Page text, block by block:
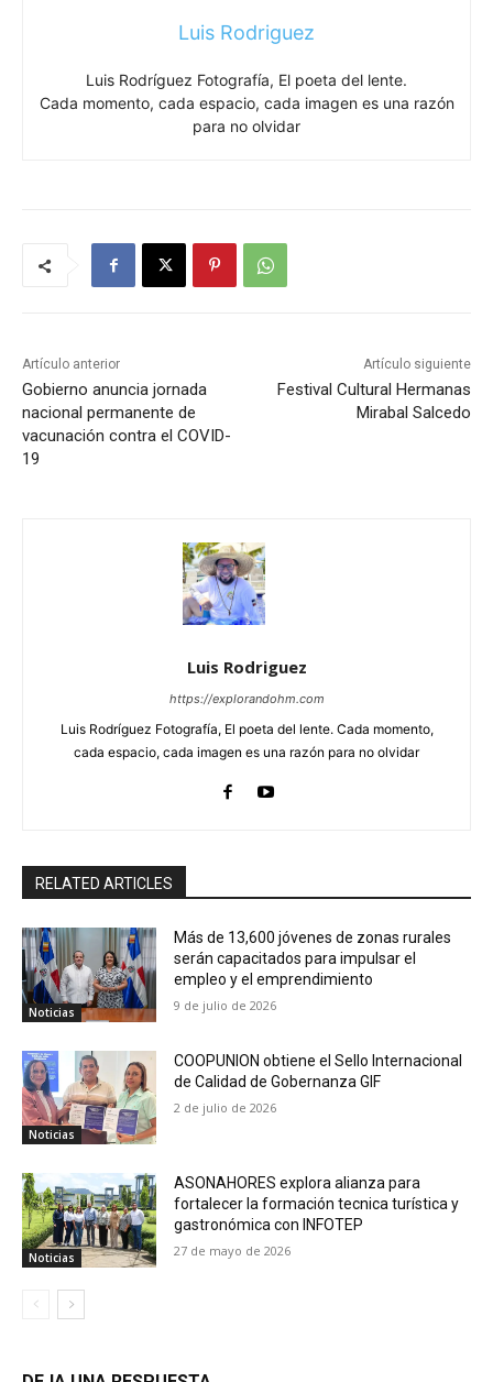
Luis Rodriguez
Luis Rodríguez Fotografía, El poeta del lente.
Cada momento, cada espacio, cada imagen es una razón
para no olvidar
Artículo anterior
Gobierno anuncia jornada
nacional permanente de
vacunación contra el COVID-
19
Artículo siguiente
Festival Cultural Hermanas
Mirabal Salcedo
Luis Rodriguez
https://explorandohm.com
Luis Rodríguez Fotografía, El poeta del lente. Cada momento,
cada espacio, cada imagen es una razón para no olvidar
RELATED ARTICLES
Noticias
Más de 13,600 jóvenes de zonas rurales
serán capacitados para impulsar el
empleo y el emprendimiento
9 de julio de 2026
Noticias
COOPUNION obtiene el Sello Internacional
de Calidad de Gobernanza GIF
2 de julio de 2026
Noticias
ASONAHORES explora alianza para
fortalecer la formación tecnica turística y
gastronómica con INFOTEP
27 de mayo de 2026